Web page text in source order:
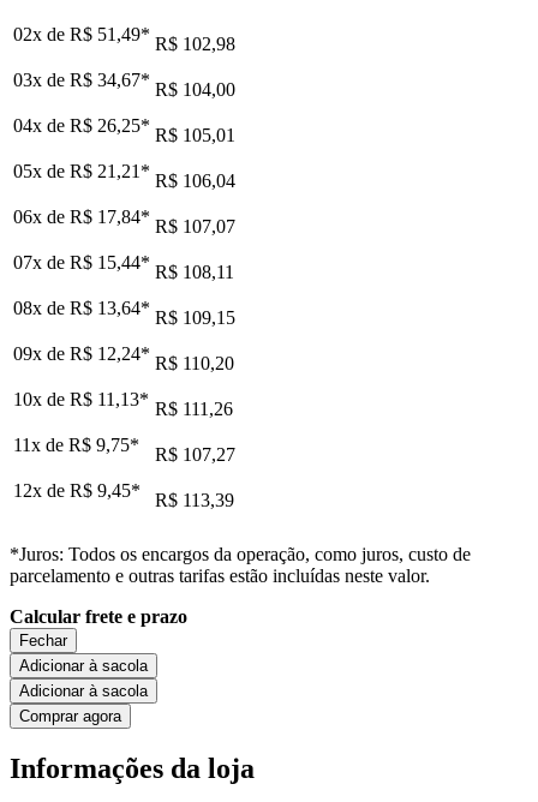
02x de R$ 51,49* R$ 102,98
03x de R$ 34,67* R$ 104,00
04x de R$ 26,25* R$ 105,01
05x de R$ 21,21 * R$ 106,04
06x de R$ 17,84* R$ 107,07
07x de R$ 15,44* R$ 108,11
08x de R$ 13,64* R$ 109,15
09x de R$ 12,24* R$ 110,20
10x de R$ 11,13* R$ 111,26
11x de R$ 9,75*
R$ 107,27
12x de R$ 9,45* R$ 113,39
*Juros: Todos os encargos da operação, como juros, custo de
parcelamento e outras tarifas estão incluídas neste valor.
Calcular frete e prazo
Fechar
Adicionar à sacola
Adicionar à sacola
Comprar agora
Informações da loja